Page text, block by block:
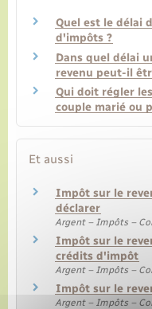
Quel est le délai
d'impôts ?
Dans quel délai
revenu peut-il
Qui doit régler
couple marié ou
Et aussi
Impôt sur le
déclarer
Argent – Impôts –
Impôt sur le
crédits d'impôt
Argent – Impôts –
Impôt sur le
Argent – Impôts –